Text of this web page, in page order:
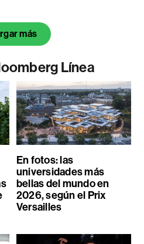
más
Línea
En fotos: las
universidades más
bellas del mundo en
2026, según el Prix
Versailles